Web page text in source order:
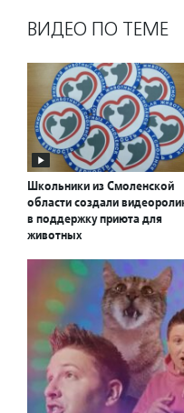
ВИДЕО ПО ТЕМЕ
Школьники из Смоленской
области создали
в поддержку приюта для
животных